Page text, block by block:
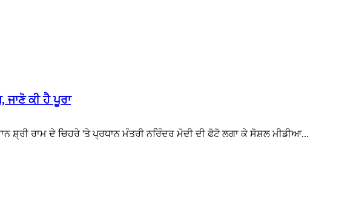
ਕੀ ਹੈ ਪੂਰਾ
ਸ਼੍ਰੀ ਰਾਮ ਦੇ ਚਿਹਰੇ 'ਤੇ ਪ੍ਰਧਾਨ ਮੰਤਰੀ ਨਰਿੰਦਰ ਮੋਦੀ ਦੀ ਫੋਟੋ ਲਗਾ ਕੇ ਸੋਸ਼ਲ ਮੀਡੀਆ...